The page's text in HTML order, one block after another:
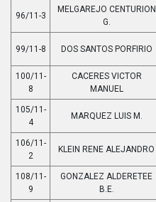
96/11-3
MELGAREJO CENTURION
G.
99/11-8 DOS SANTOS PORFIRIO
100/11-
8
CACERES VICTOR
MANUEL
105/11-
4
MARQUEZ LUIS M.
106/11-
2
KLEIN RENE ALEJANDRO
108/11-
9
GONZALEZ ALDERETEE
B.E.